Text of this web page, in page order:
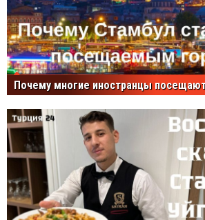
Почему многие иностранцы